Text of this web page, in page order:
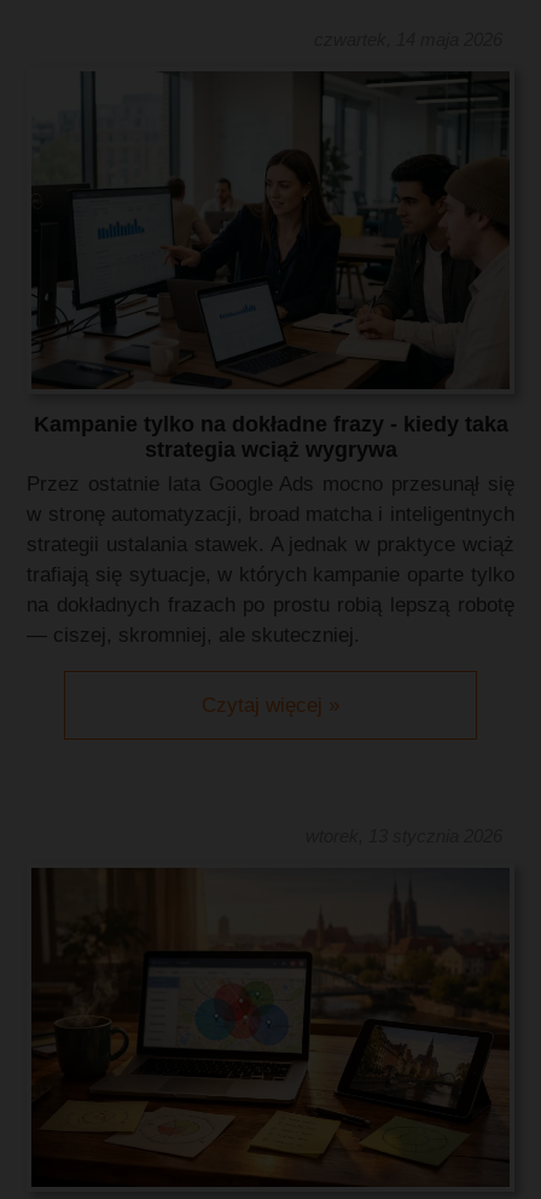
Kampanie tylko na dokładne frazy - kiedy taka
strategia wciąż wygrywa
Przez ostatnie lata Google Ads mocno przesunął się
w stronę automatyzacji, broad matcha i inteligentnych
strategii ustalania stawek. A jednak w praktyce wciąż
trafiają się sytuacje, w których kampanie oparte tylko
na dokładnych frazach po prostu robią lepszą robotę
— ciszej, skromniej, ale skuteczniej.
Czytaj więcej »